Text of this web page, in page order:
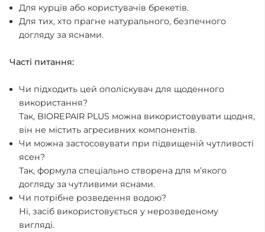
Для курців або користувачів брекетів.
Для тих, хто прагне натурального, безпечного
догляду за яснами.
Часті питання:
Чи підходить цей ополіскувач для щоденного
використання?
Так, BIOREPAIR PLUS можна використовувати щодня,
він не містить агресивних компонентів.
Чи можна застосовувати при підвищеній чутливості
ясен?
Так, формула спеціально створена для м’якого
догляду за чутливими яснами.
Чи потрібне розведення водою?
Ні, засіб використовується у нерозведеному
вигляді.